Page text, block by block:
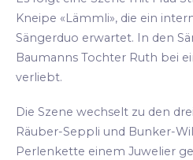
Kneipe «Lämmli», die ein
Sängerduo erwartet. In den
Baumanns Tochter Ruth bei
verliebt.
Die Szene wechselt zu den
Räuber-Seppli und Bunker-
Perlenkette einem Juwelier